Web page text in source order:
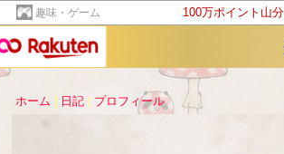
趣味・ゲーム 100万ポイント山
ホーム
日記 プロフィール